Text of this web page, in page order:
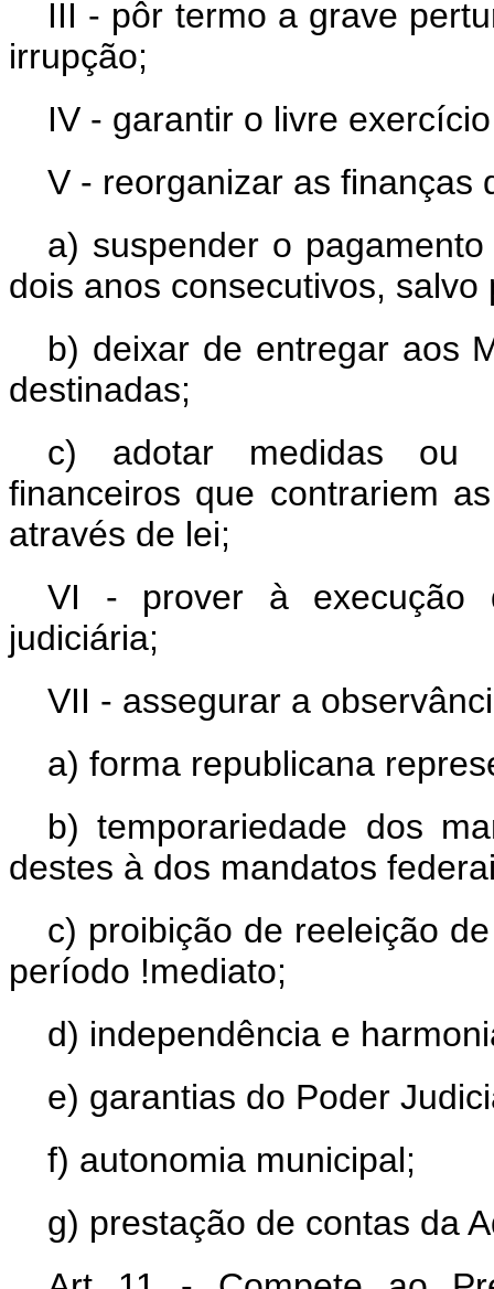
III - pôr termo a grave
irrupção;
IV - garantir o livre
V - reorganizar as finanças
a) suspender o
dois anos consecutivos,
b) deixar de entregar aos
destinadas;
c) adotar medidas ou
financeiros que contrariem
através de lei;
VI - prover à execução
judiciária;
VII - assegurar a
a) forma republicana
b) temporariedade dos
destes à dos mandatos
c) proibição de reeleição
período !mediato;
d) independência e
e) garantias do Poder
f) autonomia municipal;
g) prestação de contas da